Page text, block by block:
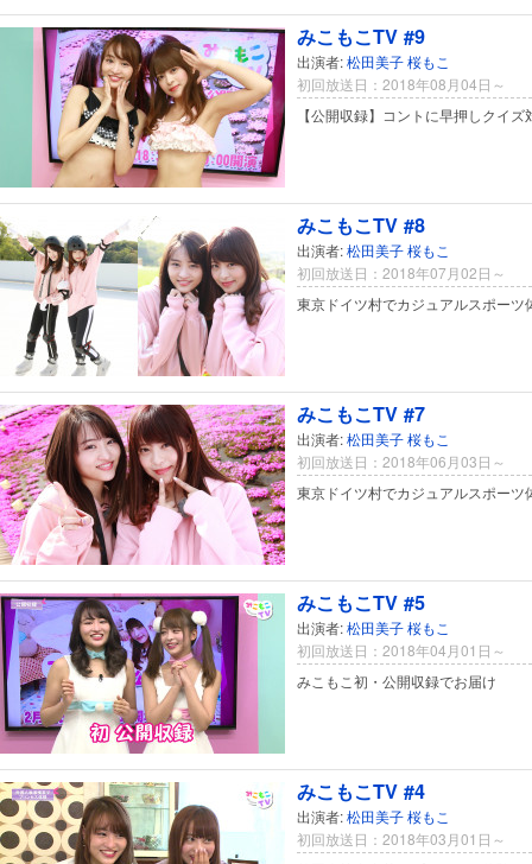
みこもこTV #9
出演者:松田美子桜もこ
初回放送日：2018年08月04日～
【公開収録】コントに早押しクイ
みこもこTV #8
出演者:松田美子桜もこ
初回放送日：2018年07月02日～
東京ドイツ村でカジュアルスポーツ
みこもこTV #7
出演者:松田美子桜もこ
初回放送日：2018年06月03日～
東京ドイツ村でカジュアルスポーツ
みこもこTV #5
出演者:松田美子桜もこ
初回放送日：2018年04月01日～
みこもこ初・公開収録でお届け
みこもこTV #4
出演者:松田美子桜もこ
初回放送日：2018年03月01日～